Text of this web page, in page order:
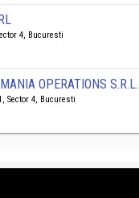
4, Bucuresti
OPERATIONS S.R.L.
Sector 4, Bucuresti